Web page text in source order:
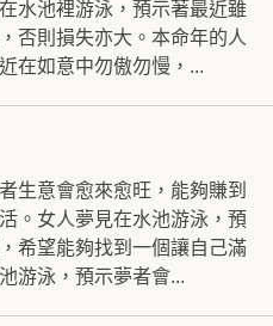
水池裡游泳，預示著最近雖
否則損失亦大。本命年的人
在如意中勿傲勿慢，...
生意會愈來愈旺，能夠賺到
。女人夢見在水池游泳，預
希望能夠找到一個讓自己滿
游泳，預示夢者會...